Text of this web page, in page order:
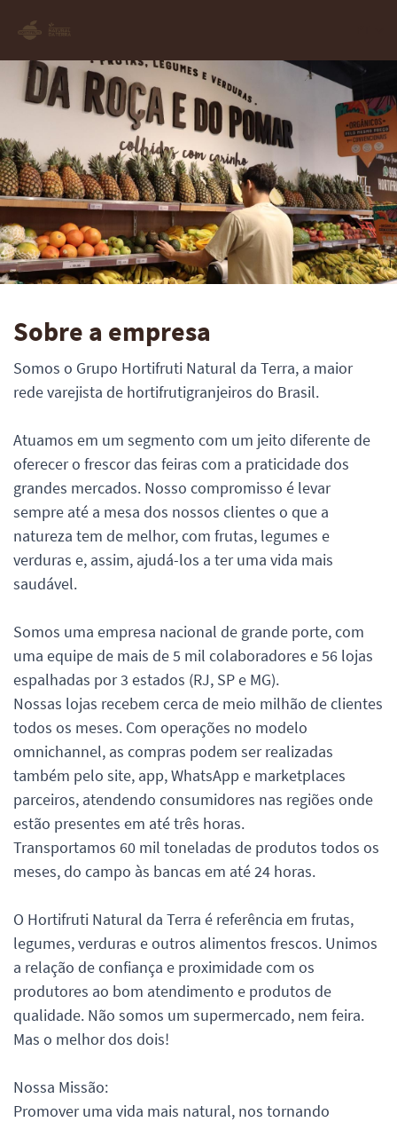
Sobre a empresa
Somos o Grupo Hortifruti Natural da Terra, a maior
rede varejista de hortifrutigranjeiros do Brasil.
Atuamos em um segmento com um jeito diferente de
oferecer o frescor das feiras com a praticidade dos
grandes mercados. Nosso compromisso é levar
sempre até a mesa dos nossos clientes o que a
natureza tem de melhor, com frutas, legumes e
verduras e, assim, ajudá-los a ter uma vida mais
saudável.
Somos uma empresa nacional de grande porte, com
uma equipe de mais de 5 mil colaboradores e 56 lojas
espalhadas por 3 estados (RJ, SP e MG).
Nossas lojas recebem cerca de meio milhão de clientes
todos os meses. Com operações no modelo
omnichannel, as compras podem ser realizadas
também pelo site, app, WhatsApp e marketplaces
parceiros, atendendo consumidores nas regiões onde
estão presentes em até três horas.
Transportamos 60 mil toneladas de produtos todos os
meses, do campo às bancas em até 24 horas.
O Hortifruti Natural da Terra é referência em frutas,
legumes, verduras e outros alimentos frescos. Unimos
a relação de confiança e proximidade com os
produtores ao bom atendimento e produtos de
qualidade. Não somos um supermercado, nem feira.
Mas o melhor dos dois!
Nossa Missão:
Promover uma vida mais natural, nos tornando